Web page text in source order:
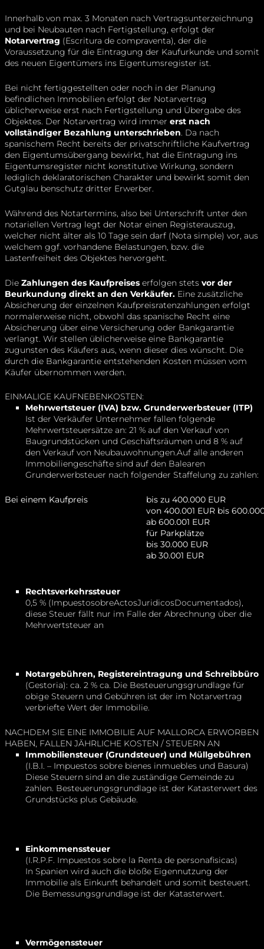
Innerhalb von max. 3 Monaten nach Vertragsunterzeichnung
und bei Neubauten nach Fertigstellung, erfolgt der
Notarvertrag (Escritura de compraventa), der die
Voraussetzung für die Eintragung der Kaufurkunde und somit
des neuen Eigentümers ins Eigentumsregister ist.
Bei nicht fertiggestellten oder noch in der Planung
befindlichen Immobilien erfolgt der Notarvertrag
üblicherweise erst nach Fertigstellung und Übergabe des
Objektes. Der Notarvertrag wird immer erst nach
vollständiger Bezahlung unterschrieben. Da nach
spanischem Recht bereits der privatschriftliche Kaufvertrag
den Eigentumsübergang bewirkt, hat die Eintragung ins
Eigentumsregister nicht konstitutive Wirkung, sondern
lediglich deklaratorischen Charakter und bewirkt somit den
Gutglau benschutz dritter Erwerber.
Während des Notartermins, also bei Unterschrift unter den
notariellen Vertrag legt der Notar einen Registerauszug,
welcher nicht älter als 10 Tage sein darf (Nota simple) vor, aus
welchem ggf. vorhandene Belastungen, bzw. die
Lastenfreiheit des Objektes hervorgeht.
Die Zahlungen des Kaufpreises erfolgen stets vor der
Beurkundung direkt an den Verkäufer. Eine zusätzliche
Absicherung der einzelnen Kaufpreisratenzahlungen erfolgt
normalerweise nicht, obwohl das spanische Recht eine
Absicherung über eine Versicherung oder Bankgarantie
verlangt. Wir stellen üblicherweise eine Bankgarantie
zugunsten des Käufers aus, wenn dieser dies wünscht. Die
durch die Bankgarantie entstehenden Kosten müssen vom
Käufer übernommen werden.
EINMALIGE KAUFNEBENKOSTEN:
Mehrwertsteuer (IVA) bzw. Grunderwerbsteuer (ITP)
Ist der Verkäufer Unternehmer fallen folgende
Mehrwertsteuersätze an: 21 % auf den Verkauf von
Baugrundstücken und Geschäftsräumen und 8 % auf
den Verkauf von Neubauwohnungen.Auf alle anderen
Immobiliengeschäfte sind auf den Balearen
Grunderwerbsteuer nach folgender Staffelung zu zahlen:
Bei einem Kaufpreis
bis zu 400.000 EUR
von 400.001 EUR bis
ab 600.001 EUR
für Parkplätze
bis 30.000 EUR
ab 30.001 EUR
Rechtsverkehrssteuer
0,5 % (ImpuestosobreActosJuridicosDocumentados),
diese Steuer fällt nur im Falle der Abrechnung über die
Mehrwertsteuer an
Notargebühren, Registereintragung und Schreibbüro
(Gestoria): ca. 2 % ca. Die Besteuerungsgrundlage für
obige Steuern und Gebühren ist der im Notarvertrag
verbriefte Wert der Immobilie.
NACHDEM SIE EINE IMMOBILIE AUF MALLORCA ERWORBEN
HABEN, FALLEN JÄHRLICHE KOSTEN / STEUERN AN
Immobiliensteuer (Grundsteuer) und Müllgebühren
(I.B.I. – Impuestos sobre bienes inmuebles und Basura)
Diese Steuern sind an die zuständige Gemeinde zu
zahlen. Besteuerungsgrundlage ist der Katasterwert des
Grundstücks plus Gebäude.
Einkommenssteuer
(I.R.P.F. Impuestos sobre la Renta de personafisicas)
In Spanien wird auch die bloße Eigennutzung der
Immobilie als Einkunft behandelt und somit besteuert.
Die Bemessungsgrundlage ist der Katasterwert.
Vermögenssteuer